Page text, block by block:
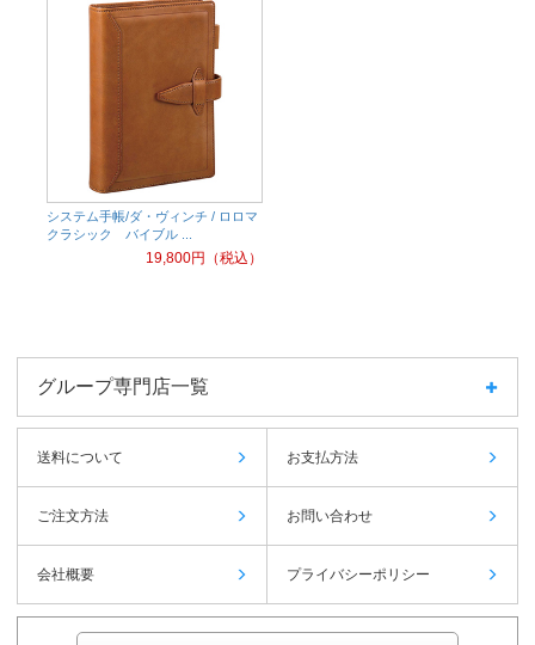
システム手帳/ダ・ヴィンチ / ロロマ
クラシック バイブル ...
19,800円（税込）
グループ専門店一覧
送料について お支払方法
ご注文方法 お問い合わせ
会社概要 プライバシーポリシー